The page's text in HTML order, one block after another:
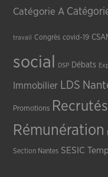
Catégorie A
travail Congrès covid-19
social
DSP Débats
Immobilier LDS
Promotions
Rémunération
Section Nantes SESIC